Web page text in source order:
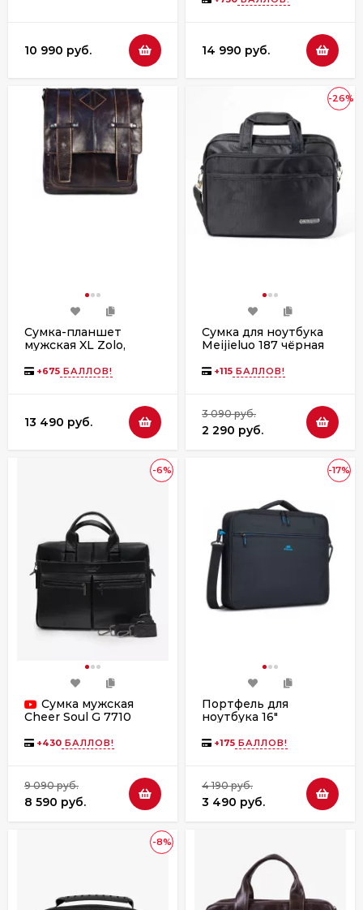
10 990 руб. 14 990 руб.
Сумка-планшет
мужская XL Zolo,
+675 БАЛЛОВ!
13 490 руб.
-26%
Сумка для ноутбука
Meijieluo 187 чёрная
+115 БАЛЛОВ!
3 090 руб.
2 290 руб.
-6%
Сумка мужская
Cheer Soul G 7710
+430 БАЛЛОВ!
9 090 руб.
8 590 руб.
-17%
Портфель для
ноутбука 16"
+175 БАЛЛОВ!
4 190 руб.
3 490 руб.
-8%